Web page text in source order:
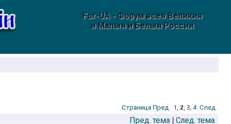
For-UA - Форум всея Великия
и Малыя и Белыя России
Стрaница Пред. 1, 2, 3, 4 След.
Пред. тема | След. тема